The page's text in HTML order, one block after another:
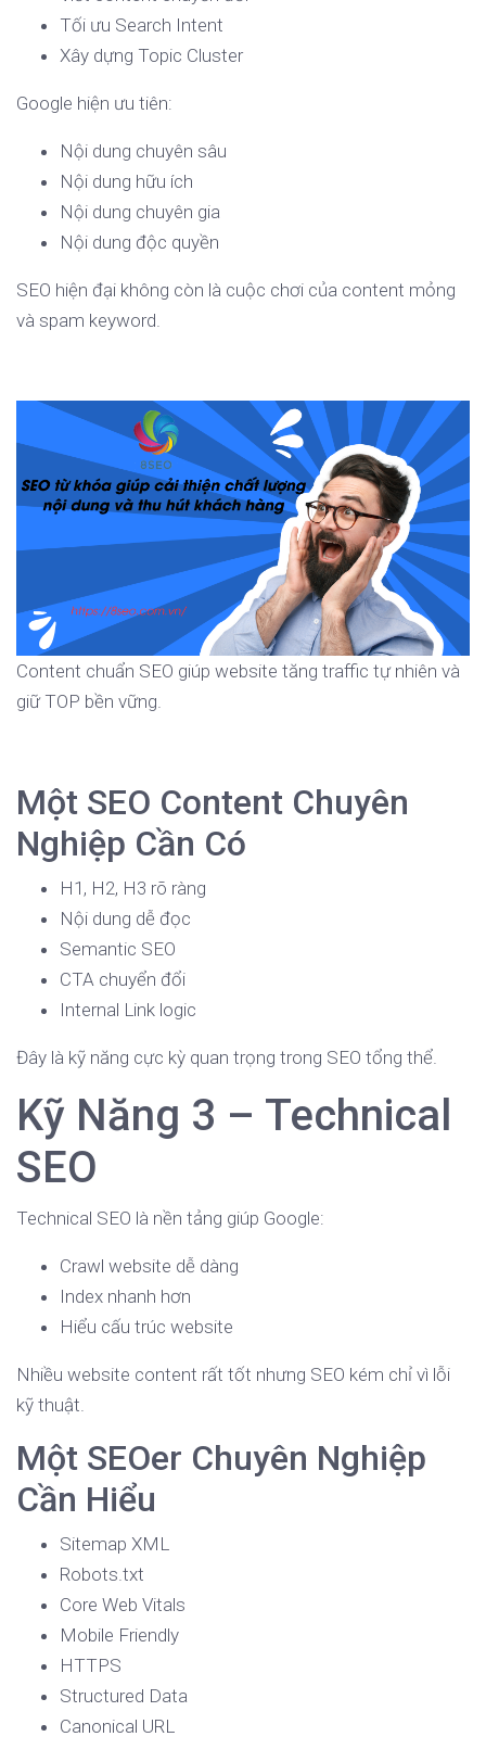
Tối ưu Search Intent
Xây dựng Topic Cluster
Google hiện ưu tiên:
Nội dung chuyên sâu
Nội dung hữu ích
Nội dung chuyên gia
Nội dung độc quyền
SEO hiện đại không còn là cuộc chơi của content mỏng
và spam keyword.
Content chuẩn SEO giúp website tăng traffic tự nhiên và
giữ TOP bền vững.
Một SEO Content Chuyên
Nghiệp Cần Có
H1, H2, H3 rõ ràng
Nội dung dễ đọc
Semantic SEO
CTA chuyển đổi
Internal Link logic
Đây là kỹ năng cực kỳ quan trọng trong SEO tổng thể.
Kỹ Năng 3 – Technical
SEO
Technical SEO là nền tảng giúp Google:
Crawl website dễ dàng
Index nhanh hơn
Hiểu cấu trúc website
Nhiều website content rất tốt nhưng SEO kém chỉ vì lỗi
kỹ thuật.
Một SEOer Chuyên Nghiệp
Cần Hiểu
Sitemap XML
Robots.txt
Core Web Vitals
Mobile Friendly
HTTPS
Structured Data
Canonical URL